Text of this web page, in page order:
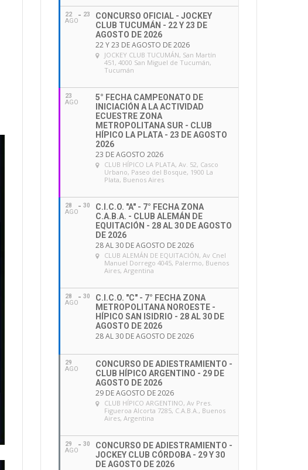
22
AGO
23
CONCURSO OFICIAL - JOCKEY
CLUB TUCUMÁN - 22 Y 23 DE
AGOSTO DE 2026
22 Y 23 DE AGOSTO DE 2026
JOCKEY CLUB TUCUMÁN, San Martín
451, 4000 San Miguel de Tucumán,
Tucumán
23
AGO
5° FECHA CAMPEONATO DE
INICIACIÓN A LA ACTIVIDAD
ECUESTRE ZONA
METROPOLITANA SUR - CLUB
HÍPICO LA PLATA - 23 DE AGOSTO
2026
23 DE AGOSTO 2026
CLUB HÍPICO LA PLATA, Av. 52, Casco
Urbano, Paseo del Bosque, 1900 La
Plata, Buenos Aires
28
AGO
30
C.I.C.O. "A" - 7° FECHA ZONA
C.A.B.A. - CLUB ALEMÁN DE
EQUITACIÓN - 28 AL 30 DE AGOSTO
DE 2026
28 AL 30 DE AGOSTO DE 2026
CLUB ALEMÁN DE EQUITACIÓN, Av Cnel
Manuel Dorrego 4045, Palermo, Buenos
Aires, Argentina
28
AGO
30
C.I.C.O. "C" - 7° FECHA ZONA
METROPOLITANA NOROESTE -
HÍPICO SAN ISIDRIO - 28 AL 30 DE
AGOSTO DE 2026
28 AL 30 DE AGOSTO DE 2026
29
AGO
CONCURSO DE ADIESTRAMIENTO -
CLUB HÍPICO ARGENTINO - 29 DE
AGOSTO DE 2026
29 DE AGOSTO DE 2026
CLUB HÍPICO ARGENTINO, Av Pres.
Figueroa Alcorta 7285, C.A.B.A., Buenos
Aires, Argentina
29
AGO
30
CONCURSO DE ADIESTRAMIENTO -
JOCKEY CLUB CÓRDOBA - 29 Y 30
DE AGOSTO DE 2026